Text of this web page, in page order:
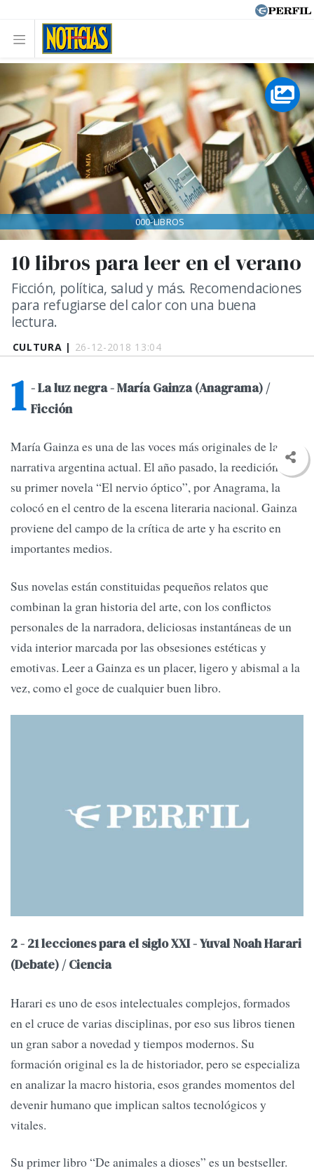
CULTURA | 26-12-2018 13:04
10 libros para leer en el verano
Ficción, política, salud y más. Recomendaciones
para refugiarse del calor con una buena
lectura.
000-LIBROS
1 - La luz negra - María Gainza (Anagrama) /
Ficción
María Gainza es una de las voces más originales de la
narrativa argentina actual. El año pasado, la reedición de
su primer novela “El nervio óptico”, por Anagrama, la
colocó en el centro de la escena literaria nacional. Gainza
proviene del campo de la crítica de arte y ha escrito en
importantes medios.
Sus novelas están constituidas pequeños relatos que
combinan la gran historia del arte, con los conflictos
personales de la narradora, deliciosas instantáneas de un
vida interior marcada por las obsesiones estéticas y
emotivas. Leer a Gainza es un placer, ligero y abismal a la
vez, como el goce de cualquier buen libro.
2 - 21 lecciones para el siglo XXI - Yuval Noah Harari
(Debate) / Ciencia
Harari es uno de esos intelectuales complejos, formados
en el cruce de varias disciplinas, por eso sus libros tienen
un gran sabor a novedad y tiempos modernos. Su
formación original es la de historiador, pero se especializa
en analizar la macro historia, esos grandes momentos del
devenir humano que implican saltos tecnológicos y
vitales.
Su primer libro “De animales a dioses” es un bestseller.